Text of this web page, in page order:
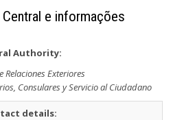
e informações
Authority:
Relaciones Exteriores
Consulares y Servicio al Ciudadano
details: